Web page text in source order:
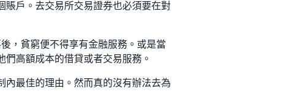
賬戶。去交易所交易證券也必須要在對
，貧窮便不得享有金融服務。或是當
高額成本的借貸或者交易服務。
內最佳的理由。然而真的沒有辦法去為